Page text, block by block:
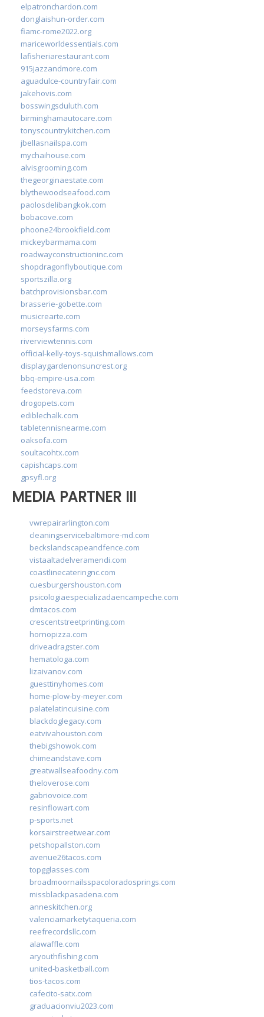
elpatronchardon.com
donglaishun-order.com
fiamc-rome2022.org
mariceworldessentials.com
lafisheriarestaurant.com
915jazzandmore.com
aguadulce-countryfair.com
jakehovis.com
bosswingsduluth.com
birminghamautocare.com
tonyscountrykitchen.com
jbellasnailspa.com
mychaihouse.com
alvisgrooming.com
thegeorginaestate.com
blythewoodseafood.com
paolosdelibangkok.com
bobacove.com
phoone24brookfield.com
mickeybarmama.com
roadwayconstructioninc.com
shopdragonflyboutique.com
sportszilla.org
batchprovisionsbar.com
brasserie-gobette.com
musicrearte.com
morseysfarms.com
riverviewtennis.com
official-kelly-toys-squishmallows.com
displaygardenonsuncrest.org
bbq-empire-usa.com
feedstoreva.com
drogopets.com
ediblechalk.com
tabletennisnearme.com
oaksofa.com
soultacohtx.com
capishcaps.com
gpsyfl.org
MEDIA PARTNER III
vwrepairarlington.com
cleaningservicebaltimore-md.com
beckslandscapeandfence.com
vistaaltadelveramendi.com
coastlinecateringnc.com
cuesburgershouston.com
psicologiaespecializadaencampeche.com
dmtacos.com
crescentstreetprinting.com
hornopizza.com
driveadragster.com
hematologa.com
lizaivanov.com
guesttinyhomes.com
home-plow-by-meyer.com
palatelatincuisine.com
blackdoglegacy.com
eatvivahouston.com
thebigshowok.com
chimeandstave.com
greatwallseafoodny.com
theloverose.com
gabriovoice.com
resinflowart.com
p-sports.net
korsairstreetwear.com
petshopallston.com
avenue26tacos.com
topgglasses.com
broadmoornailsspacoloradosprings.com
missblackpasadena.com
anneskitchen.org
valenciamarketytaqueria.com
reefrecordsllc.com
alawaffle.com
aryouthfishing.com
united-basketball.com
tios-tacos.com
cafecito-satx.com
graduacionviu2023.com